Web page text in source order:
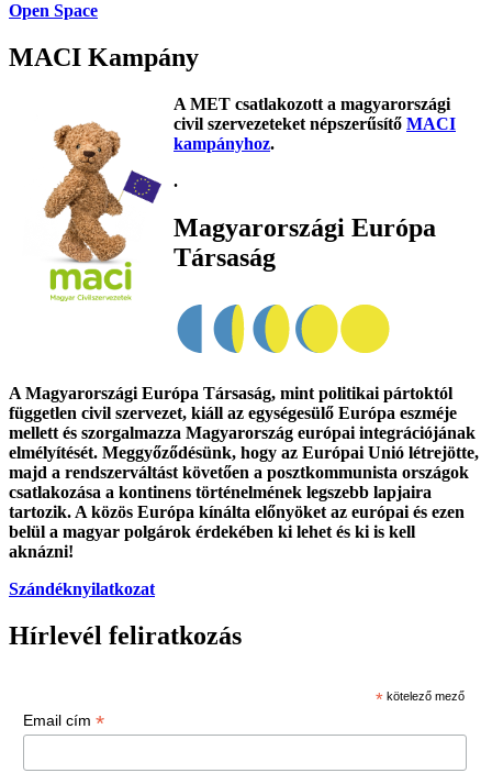
Open Space
MACI Kampány
A MET csatlakozott a magyarországi
civil szervezeteket népszerűsítő MACI
kampányhoz.
.
Magyarországi Európa
Társaság
A Magyarországi Európa Társaság, mint politikai pártoktól
független civil szervezet, kiáll az egységesülő Európa eszméje
mellett és szorgalmazza Magyarország európai integrációjának
elmélyítését. Meggyőződésünk, hogy az Európai Unió létrejötte,
majd a rendszerváltást követően a posztkommunista országok
csatlakozása a kontinens történelmének legszebb lapjaira
tartozik. A közös Európa kínálta előnyöket az európai és ezen
belül a magyar polgárok érdekében ki lehet és ki is kell
aknázni!
Szándéknyilatkozat
Hírlevél feliratkozás
* kötelező mező
Email cím *